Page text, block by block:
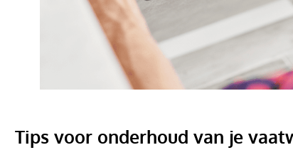
Tips voor onderhoud van je